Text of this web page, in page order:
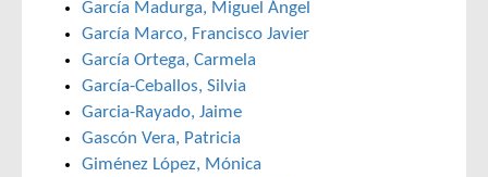
García Madurga, Miguel Ángel
García Marco, Francisco Javier
García Ortega, Carmela
García-Ceballos, Silvia
Garcia-Rayado, Jaime
Gascón Vera, Patricia
Giménez López, Mónica